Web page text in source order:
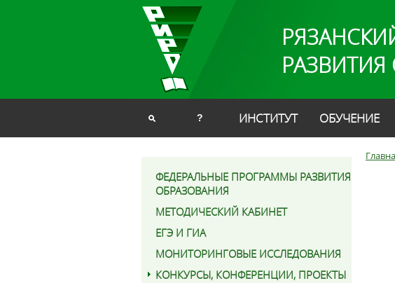
? ИНСТИТУТ ОБУЧЕНИЕ
ФЕДЕРАЛЬНЫЕ ПРОГРАММЫ РАЗВИТИЯ
ОБРАЗОВАНИЯ
МЕТОДИЧЕСКИЙ КАБИНЕТ
ЕГЭ И ГИА
МОНИТОРИНГОВЫЕ ИССЛЕДОВАНИЯ
КОНКУРСЫ, КОНФЕРЕНЦИИ, ПРОЕКТЫ